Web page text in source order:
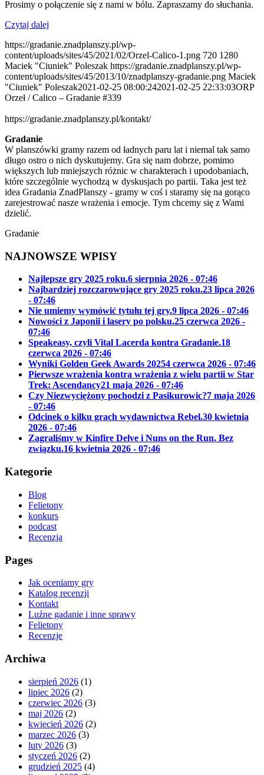
Prosimy o połączenie się z nami w bólu. Zapraszamy do słuchania.
Czytaj dalej
https://gradanie.znadplanszy.pl/wp-
content/uploads/sites/45/2021/02/Orzel-Calico-1.png 720 1280
Maciek "Ciuniek" Poleszak https://gradanie.znadplanszy.pl/wp-
content/uploads/sites/45/2013/10/znadplanszy-gradanie.png Maciek
"Ciuniek" Poleszak2021-02-25 08:00:242021-02-25 22:33:03ORP
Orzeł / Calico – Gradanie #339
https://gradanie.znadplanszy.pl/kontakt/
Gradanie
W planszówki gramy razem od ładnych paru lat i niemal tak samo
długo ostro o nich dyskutujemy. Gra się nam dobrze, pomimo
większych lub mniejszych różnic w charakterach i upodobaniach,
które szczególnie wychodzą w dyskusjach po partii. Taka jest też
idea Gradania ZnadPlanszy - gramy w coś i staramy się na gorąco
zarejestrować nasze wrażenia i emocje. Tym chcemy się z Wami
dzielić.
Gradanie
NAJNOWSZE WPISY
Najlepsze gry 2025 roku.6 sierpnia 2026 - 07:46
Najbardziej rozczarowujące gry 2025 roku.23 lipca 2026
- 07:46
Nie umiemy wymówić tytułu tej gry.9 lipca 2026 - 07:46
Nowości z Japonii i lasery po polsku.25 czerwca 2026 -
07:46
Speakeasy, czyli Vital Lacerda kontra Gradanie.18
czerwca 2026 - 07:46
Wyniki Golden Geek Awards 20254 czerwca 2026 - 07:46
Pierwsze wrażenia kontra wrażenia z wielu partii w Star
Trek: Ascendancy21 maja 2026 - 07:46
Czy Niezwyciężony pochodzi z Pasikurowic?7 maja 2026
- 07:46
Odcinek o kilku grach wydawnictwa Rebel.30 kwietnia
2026 - 07:46
Zagraliśmy w Kinfire Delve i Nuns on the Run. Bez
związku.16 kwietnia 2026 - 07:46
Kategorie
Blog
Felietony
konkurs
podcast
Recenzja
Pages
Jak oceniamy gry
Katalog recenzji
Kontakt
Luźne gadanie i inne sprawy
Felietony
Recenzje
Archiwa
sierpień 2026 (1)
lipiec 2026 (2)
czerwiec 2026 (3)
maj 2026 (2)
kwiecień 2026 (2)
marzec 2026 (3)
luty 2026 (3)
styczeń 2026 (2)
grudzień 2025 (4)